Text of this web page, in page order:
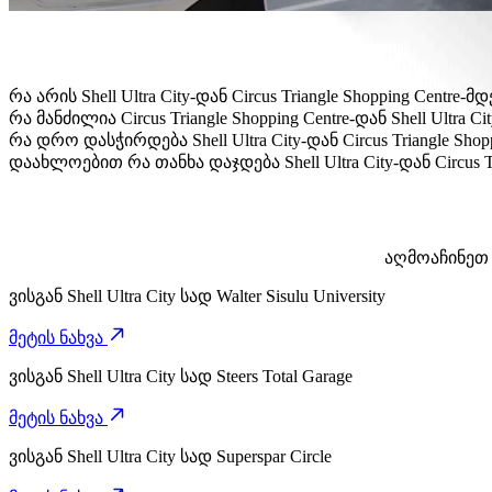
რა არის Shell Ultra City-დან Circus Triangle Shopping
Shell Ultra City-დან Circus Triangle Shopping Centre-მდე
რა მანძილია Circus Triangle Shopping Centre-დან Shell Ultra
Circus Triangle Shopping Centre დან Shell Ultra City-მდე
რა დრო დასჭირდება Shell Ultra City-დან Circus Triangle
Shell Ultra City-დან Circus Triangle Shopping Centre-მდე
დაახლოებით რა თანხა დაჯდება Shell Ultra City-დან Circus
Shell Ultra City-დან Circus Triangle Shopping Centre-მდე
აღმოაჩინეთ
ვისგან Shell Ultra City სად Walter Sisulu University
მეტის ნახვა
ვისგან Shell Ultra City სად Steers Total Garage
მეტის ნახვა
ვისგან Shell Ultra City სად Superspar Circle